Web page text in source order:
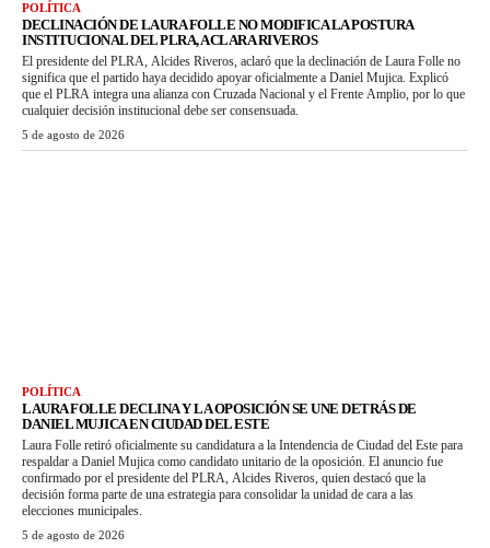
POLÍTICA
DECLINACIÓN DE LAURA FOLLE NO MODIFICA LA POSTURA
INSTITUCIONAL DEL PLRA, ACLARA RIVEROS
El presidente del PLRA, Alcides Riveros, aclaró que la declinación de Laura Folle no
significa que el partido haya decidido apoyar oficialmente a Daniel Mujica. Explicó
que el PLRA integra una alianza con Cruzada Nacional y el Frente Amplio, por lo que
cualquier decisión institucional debe ser consensuada.
5 de agosto de 2026
POLÍTICA
LAURA FOLLE DECLINA Y LA OPOSICIÓN SE UNE DETRÁS DE
DANIEL MUJICA EN CIUDAD DEL ESTE
Laura Folle retiró oficialmente su candidatura a la Intendencia de Ciudad del Este para
respaldar a Daniel Mujica como candidato unitario de la oposición. El anuncio fue
confirmado por el presidente del PLRA, Alcides Riveros, quien destacó que la
decisión forma parte de una estrategia para consolidar la unidad de cara a las
elecciones municipales.
5 de agosto de 2026